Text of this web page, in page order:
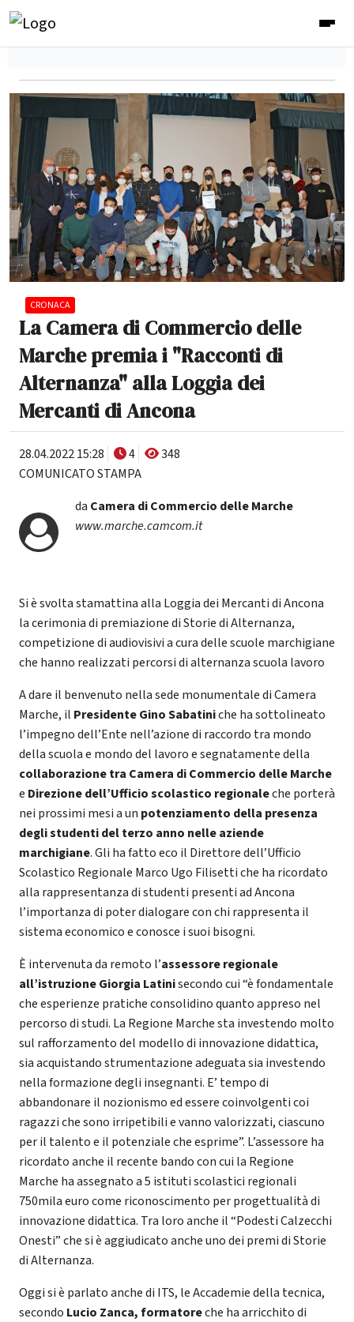
CRONACA
La Camera di Commercio delle
Marche premia i "Racconti di
Alternanza" alla Loggia dei
Mercanti di Ancona
28.04.2022 15:28 4
348
COMUNICATO STAMPA
da Camera di Commercio delle Marche
www.marche.camcom.it
Si è svolta stamattina alla Loggia dei Mercanti di Ancona
la cerimonia di premiazione di Storie di Alternanza,
competizione di audiovisivi a cura delle scuole marchigiane
che hanno realizzati percorsi di alternanza scuola lavoro
A dare il benvenuto nella sede monumentale di Camera
Marche, il Presidente Gino Sabatiniche ha sottolineato
l’impegno dell’Ente nell’azione di raccordo tra mondo
della scuola e mondo del lavoro e segnatamente della
collaborazione tra Camera di Commercio delle Marche
e Direzione dell’Ufficio scolastico regionaleche porterà
nei prossimi mesi a un potenziamento della presenza
degli studenti del terzo anno nelle aziende
marchigiane. Gli ha fatto eco il Direttore dell’Ufficio
Scolastico Regionale Marco Ugo Filisetti che ha ricordato
alla rappresentanza di studenti presenti ad Ancona
l’importanza di poter dialogare con chi rappresenta il
sistema economico e conosce i suoi bisogni.
È intervenuta da remoto l’assessore regionale
all’istruzione Giorgia Latinisecondo cui “è fondamentale
che esperienze pratiche consolidino quanto appreso nel
percorso di studi. La Regione Marche sta investendo molto
sul rafforzamento del modello di innovazione didattica,
sia acquistando strumentazione adeguata sia investendo
nella formazione degli insegnanti. E’ tempo di
abbandonare il nozionismo ed essere coinvolgenti coi
ragazzi che sono irripetibili e vanno valorizzati, ciascuno
per il talento e il potenziale che esprime”. L’assessore ha
ricordato anche il recente bando con cui la Regione
Marche ha assegnato a 5 istituti scolastici regionali
750mila euro come riconoscimento per progettualità di
innovazione didattica. Tra loro anche il “Podesti Calzecchi
Onesti” che si è aggiudicato anche uno dei premi di Storie
di Alternanza.
Oggi si è parlato anche di ITS, le Accademie della tecnica,
secondo Lucio Zanca, formatoreche ha arricchito di